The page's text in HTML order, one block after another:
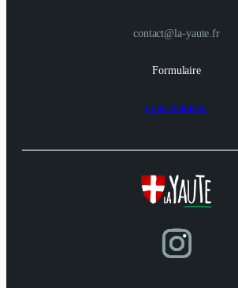
contact@la-yaute.fr
Formulaire
nous contacter